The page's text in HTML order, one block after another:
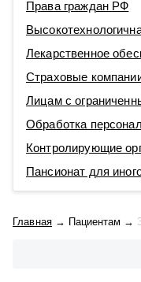
Права граждан РФ
Лекарственное
Страховые
Лицам с
Обработка
Контролирующие
Пансионат для
Главная → Пациентам →